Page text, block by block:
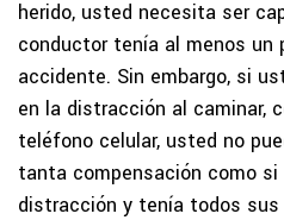
herido, usted necesita ser
conductor tenía al menos un
accidente. Sin embargo, si
en la distracción al caminar,
teléfono celular, usted no
tanta compensación como
distracción y tenía todos